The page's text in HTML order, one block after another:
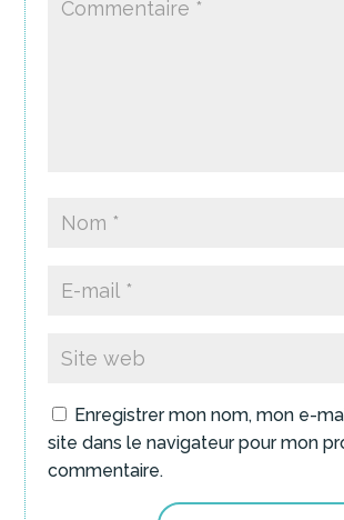
Enregistrer mon nom, mon e-
site dans le navigateur pour mon
commentaire.